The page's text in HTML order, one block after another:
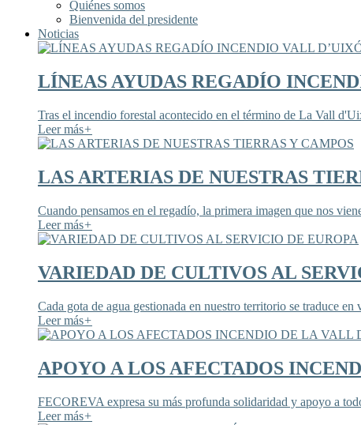
Quiénes somos
Bienvenida del presidente
Noticias
LÍNEAS AYUDAS REGADÍO
Tras el incendio forestal acontecido en el término de La Vall
Leer más+
LAS ARTERIAS DE NUESTRAS
Cuando pensamos en el regadío, la primera imagen que nos
Leer más+
VARIEDAD DE CULTIVOS AL
Cada gota de agua gestionada en nuestro territorio se traduce en
Leer más+
APOYO A LOS AFECTADOS
FECOREVA expresa su más profunda solidaridad y apoyo a
Leer más+